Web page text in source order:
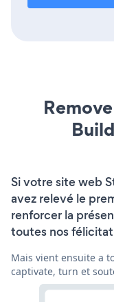
Si votre site web
avez relevé le
renforcer la
toutes nos
Mais vient ensuite a
captivate, turn et